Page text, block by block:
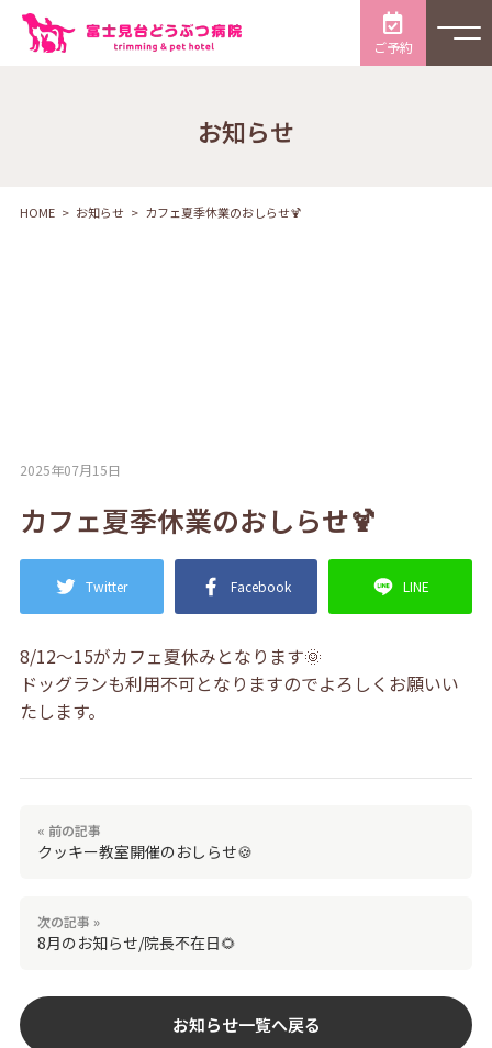
ご予約
お知らせ
HOME お知らせ カフェ夏季休業のおしらせ🍹
2025年07月15日
カフェ夏季休業のおしらせ🍹
Twitter Facebook LINE
8/12～15がカフェ夏休みとなります🌞
ドッグランも利用不可となりますのでよろしくお願いい
たします。
« 前の記事
クッキー教室開催のおしらせ🍪
次の記事 »
8月のお知らせ/院長不在日🌻
お知らせ一覧へ戻る